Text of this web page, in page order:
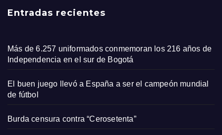
Entradas recientes
Más de 6.257 uniformados conmemoran los 216 años de
Independencia en el sur de Bogotá
El buen juego llevó a España a ser el campeón mundial
de fútbol
Burda censura contra “Cerosetenta”